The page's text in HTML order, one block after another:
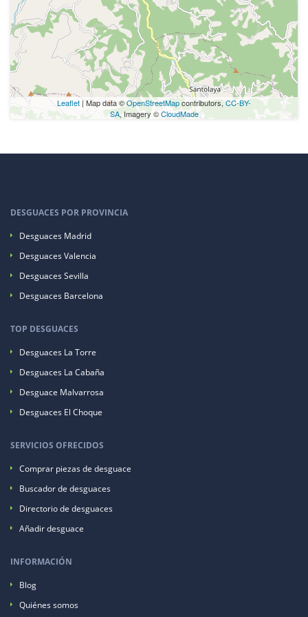
Leaflet | Map data ©OpenStreetMapcontributors,CC-BY-
SA, Imagery ©CloudMade
DESGUACES POR PROVINCIA
Desguaces Madrid
Desguaces Valencia
Desguaces Sevilla
Desguaces Barcelona
TOP DESGUACES
Desguaces La Torre
Desguaces La Cabaña
Desguace Malvarrosa
Desguaces El Choque
SERVICIOS OFRECIDOS
Comprar piezas de desguace
Buscador de desguaces
Directorio de desguaces
Añadir desguace
INFORMACIÓN
Blog
Quiénes somos